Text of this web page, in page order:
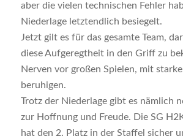
aber die vielen technischen Fehler
Niederlage letztendlich besiegelt.
Jetzt gilt es für das gesamte Team,
diese Aufgeregtheit in den Griff zu
Nerven vor großen Spielen, mit
beruhigen.
Trotz der Niederlage gibt es nämlich
zur Hoffnung und Freude. Die SG
hat den 2. Platz in der Staffel sicher